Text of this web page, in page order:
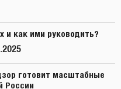
и как ими руководить?
готовит масштабные
России